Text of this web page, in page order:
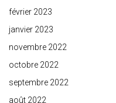
février 2023
janvier 2023
novembre 2022
octobre 2022
septembre 2022
août 2022